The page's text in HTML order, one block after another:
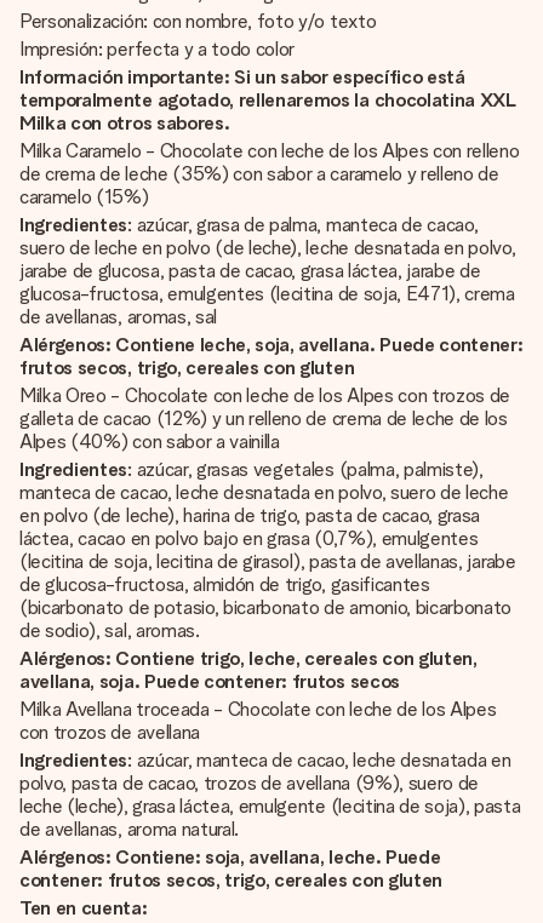
Personalización: con nombre, foto y/o texto
Impresión: perfecta y a todo color
Información importante: Si un sabor específico está
temporalmente agotado, rellenaremos la chocolatina XXL
Milka con otros sabores.
Milka Caramelo - Chocolate con leche de los Alpes con relleno
de crema de leche (35%) con sabor a caramelo y relleno de
caramelo (15%)
Ingredientes: azúcar, grasa de palma, manteca de cacao,
suero de leche en polvo (de leche), leche desnatada en polvo,
jarabe de glucosa, pasta de cacao, grasa láctea, jarabe de
glucosa-fructosa, emulgentes (lecitina de soja, E471), crema
de avellanas, aromas, sal
Alérgenos: Contiene leche, soja, avellana. Puede contener:
frutos secos, trigo, cereales con gluten
Milka Oreo - Chocolate con leche de los Alpes con trozos de
galleta de cacao (12%) y un relleno de crema de leche de los
Alpes (40%) con sabor a vainilla
Ingredientes: azúcar, grasas vegetales (palma, palmiste),
manteca de cacao, leche desnatada en polvo, suero de leche
en polvo (de leche), harina de trigo, pasta de cacao, grasa
láctea, cacao en polvo bajo en grasa (0,7%), emulgentes
(lecitina de soja, lecitina de girasol), pasta de avellanas, jarabe
de glucosa-fructosa, almidón de trigo, gasificantes
(bicarbonato de potasio, bicarbonato de amonio, bicarbonato
de sodio), sal, aromas.
Alérgenos: Contiene trigo, leche, cereales con gluten,
avellana, soja. Puede contener: frutos secos
Milka Avellana troceada - Chocolate con leche de los Alpes
con trozos de avellana
Ingredientes: azúcar, manteca de cacao, leche desnatada en
polvo, pasta de cacao, trozos de avellana (9%), suero de
leche (leche), grasa láctea, emulgente (lecitina de soja), pasta
de avellanas, aroma natural.
Alérgenos: Contiene: soja, avellana, leche. Puede
contener: frutos secos, trigo, cereales con gluten
Ten en cuenta: